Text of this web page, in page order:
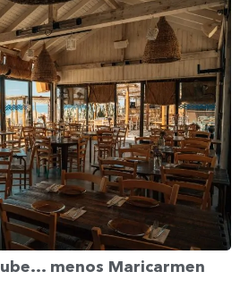
menos Maricarmen